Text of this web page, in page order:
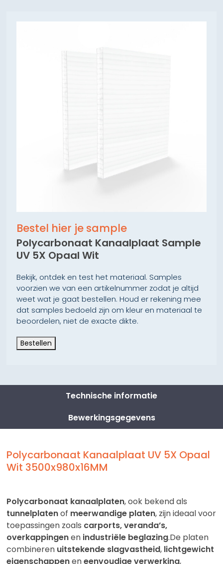
Bestel hier je sample
Polycarbonaat Kanaalplaat Sample
UV 5X Opaal Wit
Bekijk, ontdek en test het materiaal. Samples
voorzien we van een artikelnummer zodat je altijd
weet wat je gaat bestellen. Houd er rekening mee
dat samples bedoeld zijn om kleur en materiaal te
beoordelen, niet de exacte dikte.
Bestellen
Technische informatie
Bewerkingsgegevens
Polycarbonaat Kanaalplaat UV 5X Opaal
Wit 3500x980x16MM
Polycarbonaat kanaalplaten, ook bekend als
tunnelplatenof meerwandige platen, zijn ideaal voor
toepassingen zoals carports, veranda’s,
overkappingenen industriële beglazing.De platen
combineren uitstekende slagvastheid, lichtgewicht
eigenschappeneneenvoudige verwerking,